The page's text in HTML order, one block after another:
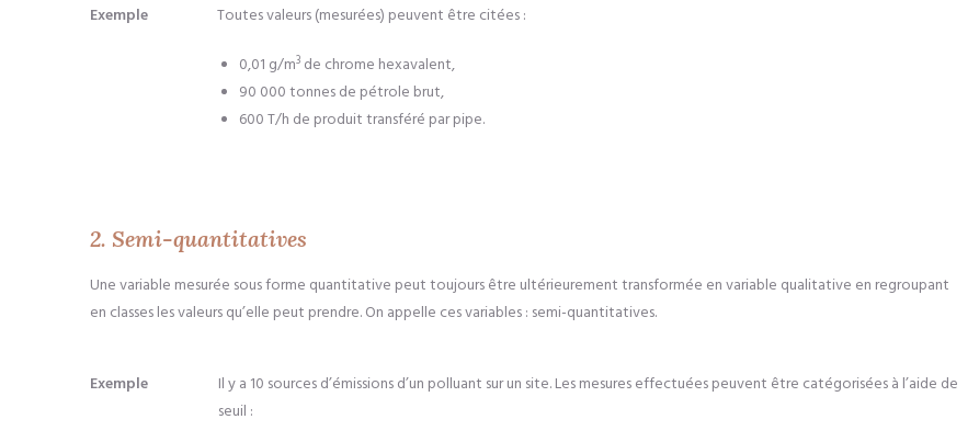
Exemple Toutes valeurs (mesurées) peuvent être citées :
0,01 g/m3 de chrome hexavalent,
90 000 tonnes de pétrole brut,
600 T/h de produit transféré par pipe.
2. Semi-quantitatives
Une variable mesurée sous forme quantitative peut toujours être ultérieurement transformée en variable qualitative en regroupant
en classes les valeurs qu’elle peut prendre. On appelle ces variables : semi-quantitatives.
Exemple
Il y a 10 sources d’émissions d’un polluant sur un site. Les mesures effectuées peuvent être catégorisées à l’aide de
seuil :